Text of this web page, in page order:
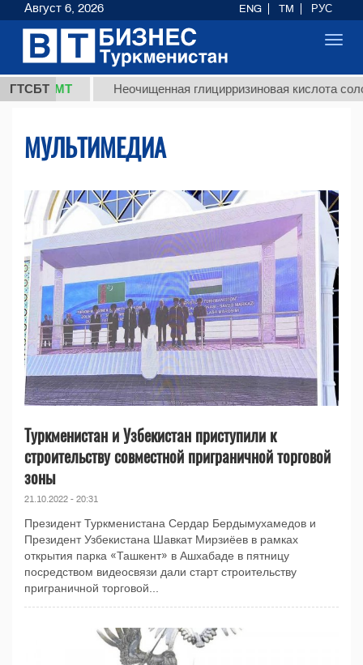
ГТСБТ Неочищенная глицирризиновая кислота солодкового
МУЛЬТИМЕДИА
Туркменистан и Узбекистан приступили к
строительству совместной приграничной торговой
зоны
21.10.2022 - 20:31
Президент Туркменистана Сердар Бердымухамедов и
Президент Узбекистана Шавкат Мирзиёев в рамках
открытия парка «Ташкент» в Ашхабаде в пятницу
посредством видеосвязи дали старт строительству
приграничной торговой...
Август 6, 2026 ENG TM РУС